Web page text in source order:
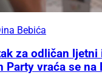
Bebića
za odličan ljetni
Party vraća se na